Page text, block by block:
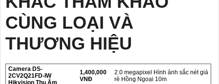
CÙNG LOẠI VÀ
THƯƠNG HIỆU
Camera DS-
2CV2Q21FD-IW
Hikvision Thu Âm
1,400,000
VNĐ
2.0 megapixel Hình ảnh sắc nét giá
rẻ Hồng Ngoại 10m